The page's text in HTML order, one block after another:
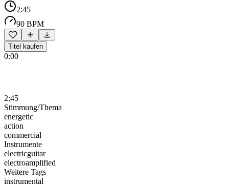
2:45
90 BPM
Titel kaufen
0:00
2:45
Stimmung/Thema
energetic
action
commercial
Instrumente
electricguitar
electroamplified
Weitere Tags
instrumental